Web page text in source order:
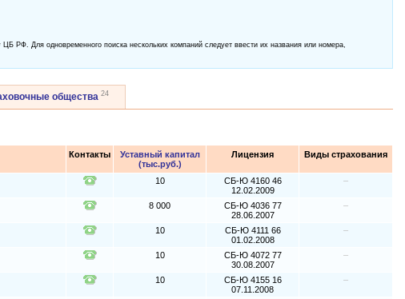
РФ. Для одновременного поиска нескольких компаний следует ввести их названия или номера,
общества 24
Контакты
Уставный капитал
(тыс.руб.)
Лицензия Виды страхования
10
СБ-Ю 4160 46
12.02.2009
–
8 000
СБ-Ю 4036 77
28.06.2007
–
10
СБ-Ю 4111 66
01.02.2008
–
10
СБ-Ю 4072 77
30.08.2007
–
10
СБ-Ю 4155 16
07.11.2008
–